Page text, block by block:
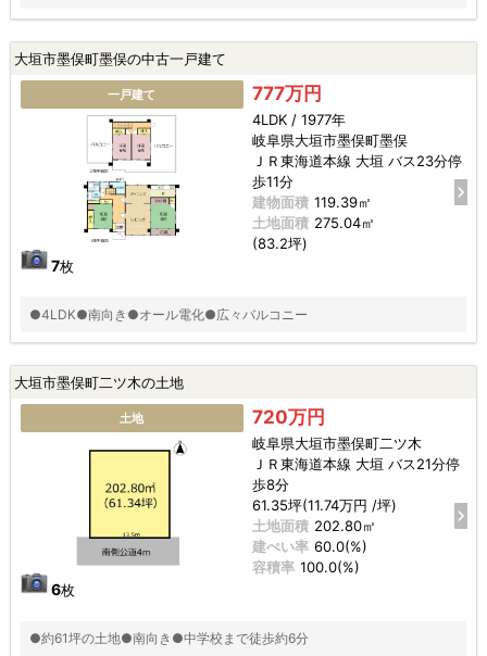
大垣市墨俣町墨俣の中古一戸建て
一戸建て
7枚
777万円
4LDK / 1977年
岐阜県大垣市墨俣町墨俣
ＪＲ東海道本線 大垣 バス23分停
歩11分
建物面積 119.39㎡
土地面積 275.04㎡
(83.2坪)
●4LDK●南向き●オール電化●広々バルコニー
大垣市墨俣町二ツ木の土地
土地
6枚
720万円
岐阜県大垣市墨俣町二ツ木
ＪＲ東海道本線 大垣 バス21分停
歩8分
61.35坪(11.74万円 /坪)
土地面積 202.80㎡
建ぺい率 60.0(%)
容積率 100.0(%)
●約61坪の土地●南向き●中学校まで徒歩約6分